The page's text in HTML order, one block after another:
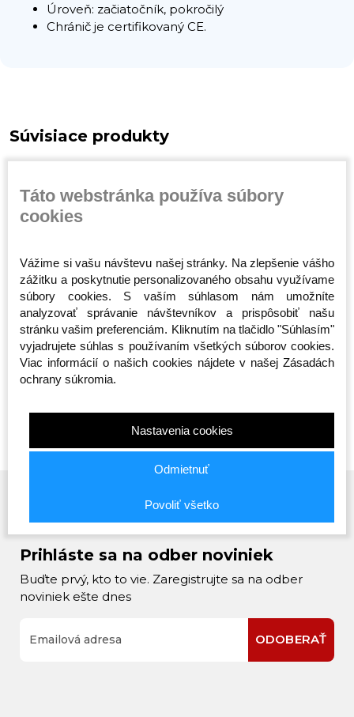
Úroveň: začiatočník, pokročilý
Chránič je certifikovaný CE.
Súvisiace produkty
Športová taška -
Octagon - Predátor 2v1
(Batoh)
Skladom
65,00 €
Taška cez rameno -
Octagon - Sportswear
- čierna
Skladom
20,00 €
Taška
Skladom
19,00 €
Prihláste sa na odber noviniek
Buďte prvý, kto to vie. Zaregistrujte sa na odber
noviniek ešte dnes
ODOBERAŤ
Táto webstránka používa súbory
cookies
Vážime si vašu návštevu našej stránky. Na zlepšenie vášho
zážitku a poskytnutie personalizovaného obsahu využívame
súbory cookies. S vaším súhlasom nám umožníte
analyzovať správanie návštevníkov a prispôsobiť našu
stránku vašim preferenciám. Kliknutím na tlačidlo "Súhlasím"
vyjadrujete súhlas s používaním všetkých súborov cookies.
Viac informácií o našich cookies nájdete v našej Zásadách
ochrany súkromia.
Nastavenia cookies
Odmietnuť
Povoliť všetko